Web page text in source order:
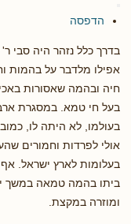
הדפסה
בדרך כלל נזהר היה סבי
אפילו מלדבר על בהמות
חיה ובהמה שאסורות
בעל חי טמא. במסגרת
בעולמו, לא היתה לו,
אולי לפרדות וחמורים
בעלומות לארץ ישראל.
ביתו בהמה טמאה במשך
ומוזרה במקצת.